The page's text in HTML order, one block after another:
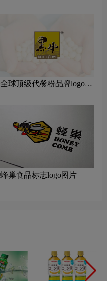
全球顶级代餐粉品牌logo一
蜂巢食品标志logo图片